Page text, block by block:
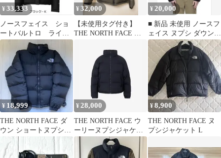
¥ 33,333
ノースフェイス ショ
ートバルトロ ライト
ジャケット
¥32,000
【未使用タグ付き】
THE NORTH FACE ヌ
¥ 20,000
■ 新品 未使用 ノースフ
ェイス ヌプシ ダウンジ
ャケット XL 700
¥ 18,999
THE NORTH FACE ダ
ウン ショートヌプシジ
ャケット
¥ 28,000
THE NORTH FACE ウ
ーリーヌプシジャケッ
ト ネイビーM
¥8,900
THE NORTH FACE ヌ
プシジャケット L